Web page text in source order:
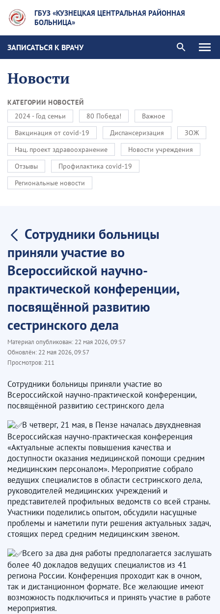
ГБУЗ «КУЗНЕЦКАЯ ЦЕНТРАЛЬНАЯ РАЙОННАЯ
БОЛЬНИЦА»
ЗАПИСАТЬСЯ К ВРАЧУ
Новости
КАТЕГОРИИ НОВОСТЕЙ
2024 - Год семьи
80 Победа!
Важное
Вакцинация от covid-19
Диспансеризация
ЗОЖ
Нац. проект здравоохранение
Новости учреждения
Отзывы
Профилактика covid-19
Региональные новости
Сотрудники больницы
приняли участие во
Всероссийской научно-
практической конференции,
посвящённой развитию
сестринского дела
Материал опубликован: 22 мая 2026, 09:57
Обновлён: 22 мая 2026, 09:57
Просмотров: 211
Сотрудники больницы приняли участие во
Всероссийской научно-практической конференции,
посвящённой развитию сестринского дела
В четверг, 21 мая, в Пензе началась двухдневная
Всероссийская научно-практическая конференция
«Актуальные аспекты повышения качества и
доступности оказания медицинской помощи средним
медицинским персоналом». Мероприятие собрало
ведущих специалистов в области сестринского дела,
руководителей медицинских учреждений и
представителей профильных ведомств со всей страны.
Участники поделились опытом, обсудили насущные
проблемы и наметили пути решения актуальных задач,
стоящих перед средним медицинским звеном.
Всего за два дня работы предполагается заслушать
более 40 докладов ведущих специалистов из 41
региона России. Конференция проходит как в очном,
так и дистанционном формате. Все желающие имеют
возможность подключиться и принять участие в работе
мероприятия.